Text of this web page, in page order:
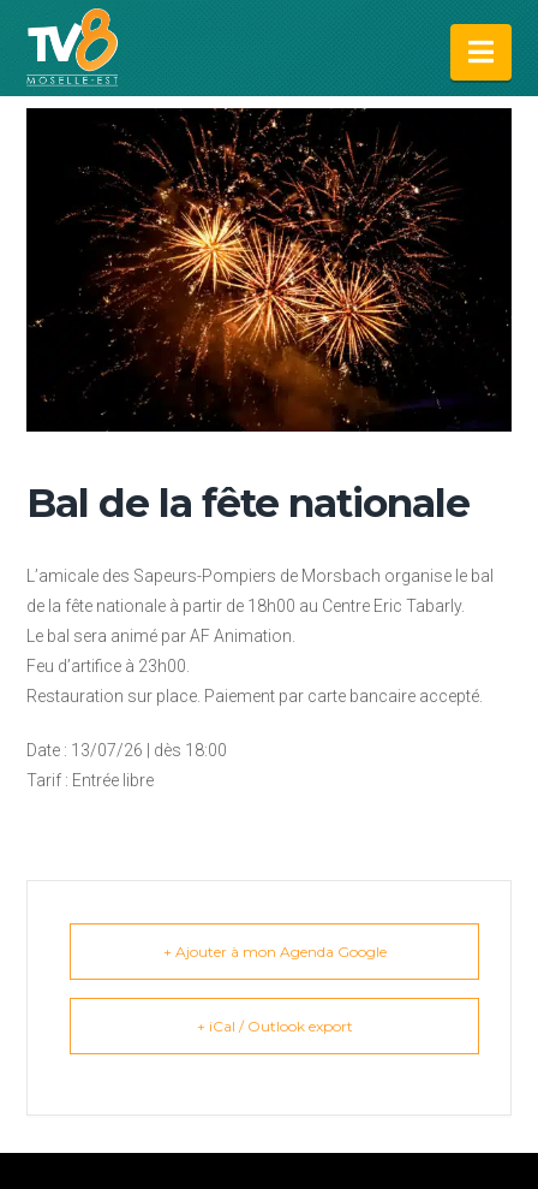
Bal de la fête nationale
L’amicale des Sapeurs-Pompiers de Morsbach organise le bal
de la fête nationale à partir de 18h00 au Centre Eric Tabarly.
Le bal sera animé par AF Animation.
Feu d’artifice à 23h00.
Restauration sur place. Paiement par carte bancaire accepté.
Date : 13/07/26 | dès 18:00
Tarif : Entrée libre
+ Ajouter à mon Agenda Google
+ iCal / Outlook export